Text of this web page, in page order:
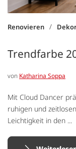
Renovieren /
Trendfarbe
von Katharina Soppa
Mit Cloud Dancer
ruhigen und
Leichtigkeit in den ...